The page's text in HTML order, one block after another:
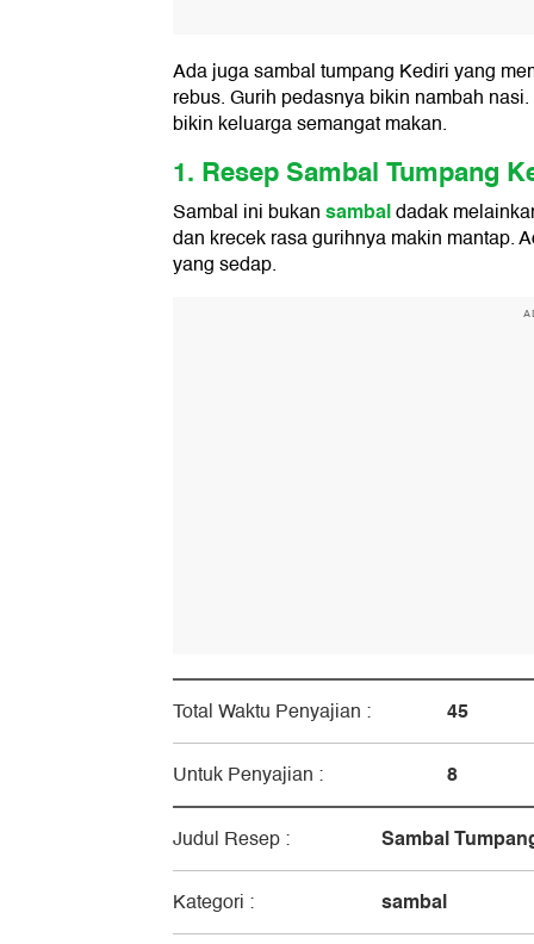
Ada juga sambal tumpang Kediri yang
rebus. Gurih pedasnya bikin nambah
bikin keluarga semangat makan.
1. Resep Sambal Tumpang
Sambal ini bukansambaldadak
dan krecek rasa gurihnya makin mantap.
yang sedap.
Total Waktu Penyajian : 45
Untuk Penyajian : 8
Judul Resep : Sambal
Kategori : sambal